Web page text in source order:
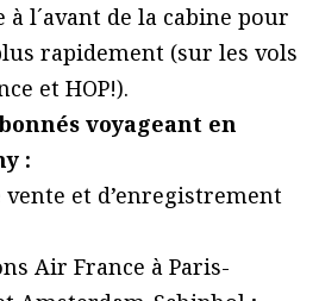
à l´avant de la cabine pour
rapidement (sur les vols
et HOP!).
voyageant en
:
et d’enregistrement
Air France à Paris-